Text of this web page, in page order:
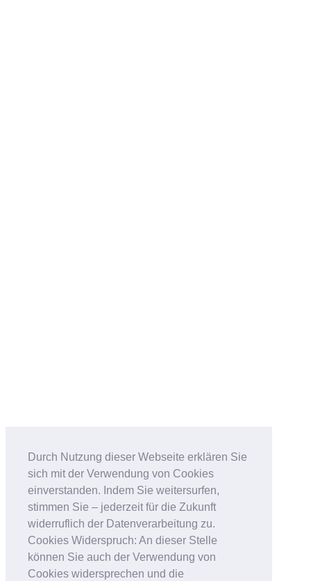
Durch Nutzung dieser Webseite erklären Sie
sich mit der Verwendung von Cookies
einverstanden. Indem Sie weitersurfen,
stimmen Sie – jederzeit für die Zukunft
widerruflich der Datenverarbeitung zu.
Cookies Widerspruch: An dieser Stelle
können Sie auch der Verwendung von
Cookies widersprechen und die